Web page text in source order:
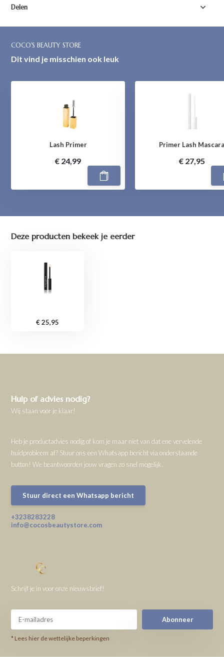
Delen
COCO'S BEAUTY STORE
Dit vind je misschien ook leuk
Lash Primer
€ 24,99
Primer Lash
€ 27,95
Deze producten bekeek je eerder
€ 25,95
Hulp of advies nodig?
Wij staan voor je klaar!
Heb je productadvies nodig of kom je maar niet van dat ene vervelende
huidprobleem af? Stuur ons een Whatsapp bericht via onderstaande
button! We beantwoorden jouw vragen zo snel mogelijk.
Stuur direct een Whatsapp bericht
+3238283228
info@cocosbeautystore.com
Schrijf je in voor onze nieuwsbrief!
Abonneer
* Lees hier de wettelijke beperkingen